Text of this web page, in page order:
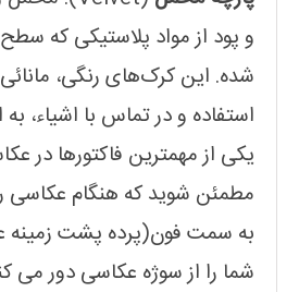
و پود از مواد پلاستیکی که
شده. این کرک‌های رنگی،
استفاده و در تماس با
یکی از مهمترین فاکتورها در
مطمئن شوید که هنگام عکاسی
به سمت فون(پرده پشت زمینه
شما را از سوژه عکاسی دور می